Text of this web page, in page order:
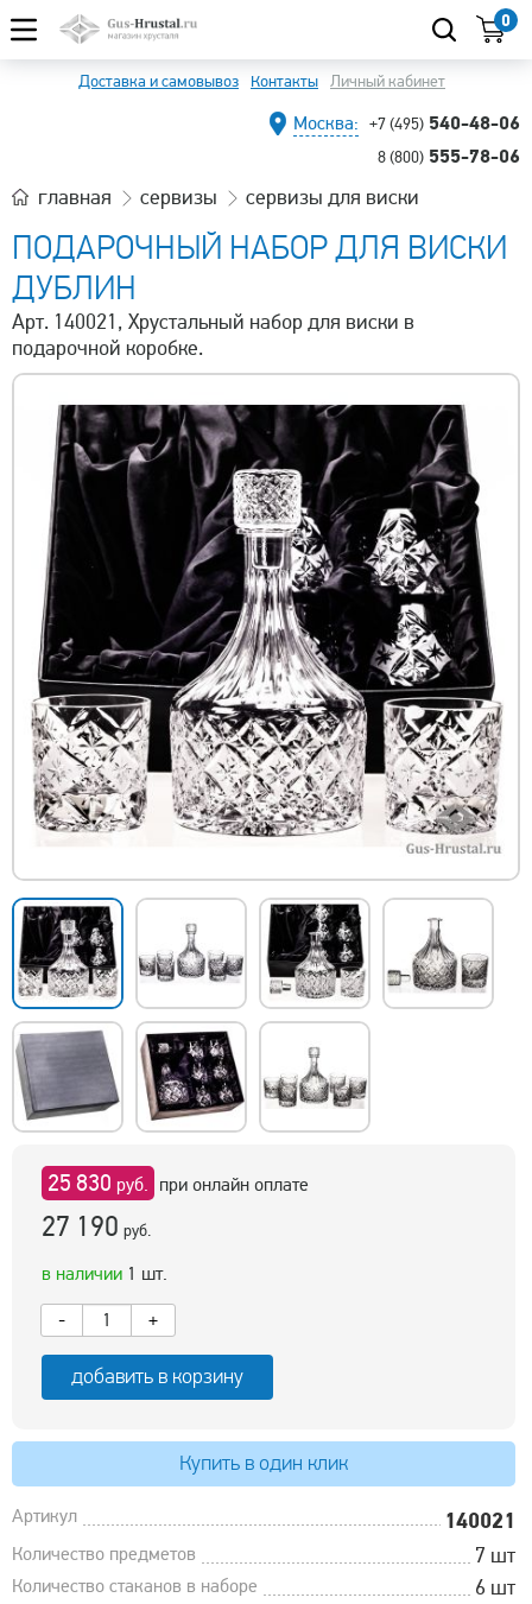
0
Доставка и самовывоз Контакты Личный кабинет
Москва: +7 (495) 540-48-06
8 (800) 555-78-06
главная сервизы сервизы для виски
ПОДАРОЧНЫЙ НАБОР ДЛЯ ВИСКИ
ДУБЛИН
Арт. 140021, Хрустальный набор для виски в
подарочной коробке.
25 830 руб. при онлайн оплате
27 190 руб.
в наличии 1 шт.
-
+
добавить в корзину
Купить в один клик
Артикул 140021
Количество предметов 7 шт
Количество стаканов в наборе 6 шт